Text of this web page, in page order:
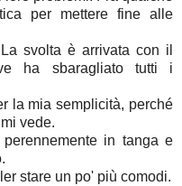
per mettere fine alle
svolta è arrivata con il
ha sbaragliato tutti i
la mia semplicità, perché
vede.
in tanga e
stare un po' più comodi.